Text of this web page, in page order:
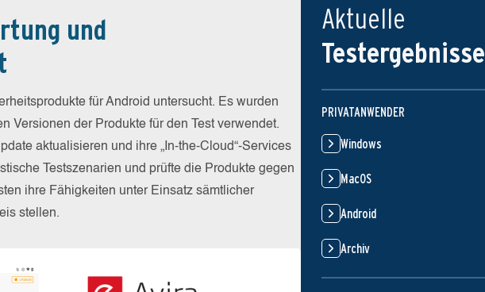
und
für Android untersucht. Es wurden
Versionen der Produkte für den Test verwendet.
aktualisieren und ihre „In-the-Cloud“-Services
Testszenarien und prüfte die Produkte gegen
ihre Fähigkeiten unter Einsatz sämtlicher
stellen.
Aktuelle
Testergebnisse
PRIVATANWENDER
Windows
MacOS
Android
Archiv